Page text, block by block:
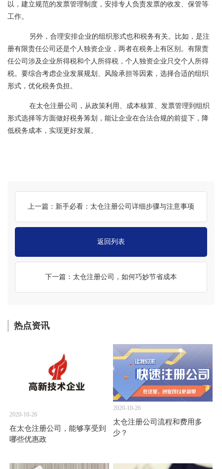
以，建立规范的发票管理制度，安排专人负责发票的收发、保管等
工作。
另外，合理安排企业的组织形式也和税务有关。比如，是注
册有限责任公司还是个人独资企业，两者在税务上有区别。有限责
任公司涉及企业所得税和个人所得税，个人独资企业只交个人所得
税。要综合考虑企业发展规划、风险承担等因素，选择合适的组织
形式，优化税务负担。
在太仓注册公司，从政策利用、成本核算、发票管理到组织
形式选择等方面做好税务筹划，能让企业在合法合规的前提下，降
低税务成本，实现更好发展。
上一篇：新手必看：太仓注册公司详细步骤与注意事项
返回列表
下一篇：太仓注册公司，如何巧妙节省成本
热点资讯
2020-10-26
在太仓注册公司，能够享受到
哪些优惠政
2020-10-26
太仓注册公司流程和费用多
少？